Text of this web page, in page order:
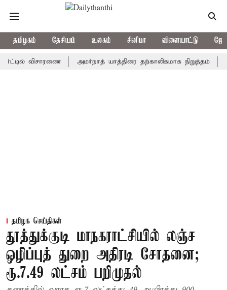
தமிழகம் தேசியம் உலகம் சினிமா விளையாட்டு
விசாரணை அமர்நாத் யாத்திரை தற்காலிகமாக நிறுத்தம்
தமிழக செய்திகள்
தூத்துக்குடி மாநகராட்சியில் லஞ்ச
ஒழிப்புத் துறை அதிரடி சோதனை;
ரூ.7.49 லட்சம் பறிமுதல்